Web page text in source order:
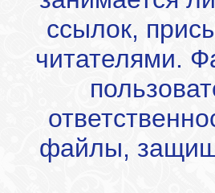
ссылок,
читателями.
файлы,